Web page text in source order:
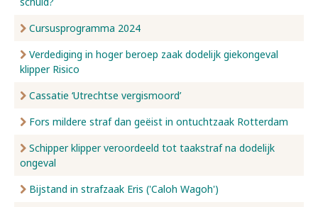
Cursusprogramma 2024
Verdediging in hoger beroep zaak dodelijk giekongeval
klipper Risico
Cassatie ‘Utrechtse vergismoord’
Fors mildere straf dan geëist in ontuchtzaak Rotterdam
Schipper klipper veroordeeld tot taakstraf na dodelijk
ongeval
Bijstand in strafzaak Eris ('Caloh Wagoh')